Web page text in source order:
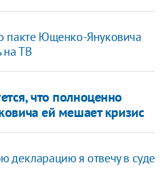
пакте Ющенко-Януковича
на ТВ
что полноценно
ей мешает кризис
декларацию я отвечу в суде